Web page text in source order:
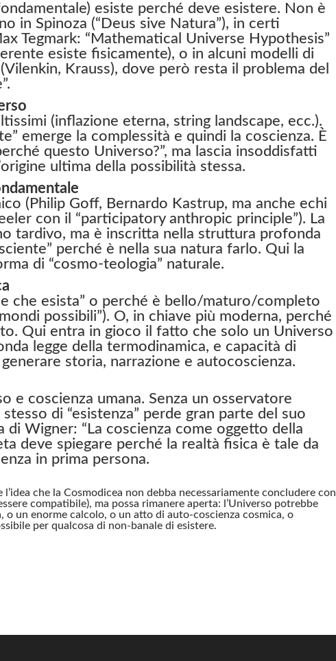
esiste perché deve esistere. Non è
in Spinoza (“Deus sive Natura”), in certi
Tegmark: “Mathematical Universe Hypothesis”
esiste fisicamente), o in alcuni modelli di
Krauss), dove però resta il problema del
(inflazione eterna, string landscape, ecc.).
emerge la complessità e quindi la coscienza. È
questo Universo?”, ma lascia insoddisfatti
ultima della possibilità stessa.
(Philip Goff, Bernardo Kastrup, ma anche echi
con il “participatory anthropic principle”). La
tardivo, ma è inscritta nella struttura profonda
perché è nella sua natura farlo. Qui la
di “cosmo-teologia” naturale.
che esista” o perché è bello/maturo/completo
possibili”). O, in chiave più moderna, perché
Qui entra in gioco il fatto che solo un Universo
legge della termodinamica, e capacità di
storia, narrazione e autocoscienza.
e coscienza umana. Senza un osservatore
di “esistenza” perde gran parte del suo
Wigner: “La coscienza come oggetto della
deve spiegare perché la realtà fisica è tale da
in prima persona.
che la Cosmodicea non debba necessariamente concludere con
compatibile), ma possa rimanere aperta: l’Universo potrebbe
o un enorme calcolo, o un atto di auto-coscienza cosmica, o
per qualcosa di non-banale di esistere.